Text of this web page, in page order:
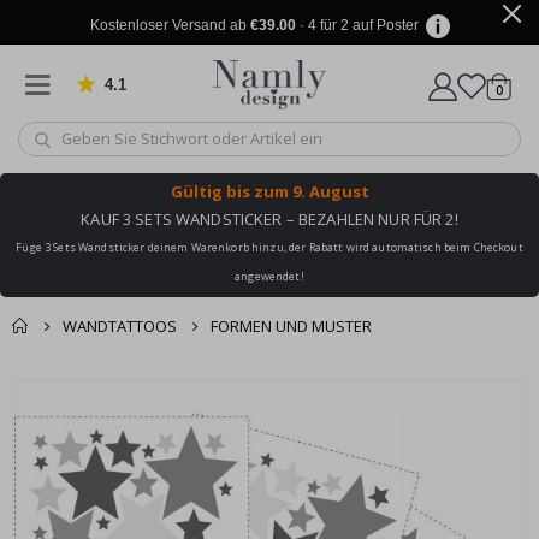
Kostenloser Versand ab €39.00· 4 für 2 auf Poster
4.1 von 1019 Bewertungen
Wagen
0
Gültig bis zum 9. August
KAUF 3 SETS WANDSTICKER – BEZAHLEN NUR FÜR 2!
Füge 3 Sets Wandsticker deinem Warenkorb hinzu, der Rabatt wird automatisch beim Checkout
angewendet!
WANDTATTOOS FORMEN UND MUSTER
darunter leiden ✔
Ende
der
Bildgalerie
springen